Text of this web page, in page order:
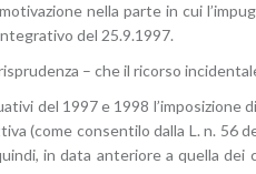
nella parte in cui
del 25.9.1997.
– che il ricorso
del 1997 e 1998 l’imposizione
(come consentilo dalla L. n. 56
in data anteriore a quella